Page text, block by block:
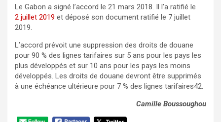
Le Gabon a signé l’accord le 21 mars 2018. Il l’a ratifié le
2 juillet 2019 et déposé son document ratifié le 7 juillet
2019.
L’accord prévoit une suppression des droits de douane
pour 90 % des lignes tarifaires sur 5 ans pour les pays les
plus développés et sur 10 ans pour les pays les moins
développés. Les droits de douane devront être supprimés
à une échéance ultérieure pour 7 % des lignes tarifaires42.
Camille Boussoughou